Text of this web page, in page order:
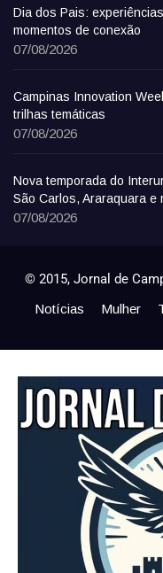
Dia dos Pais:
momentos de conexão
07/08/2026
Campinas Innovation
trilhas temáticas
07/08/2026
Nova temporada do
São Carlos, Araraquara e
07/08/2026
© 2015, Jornal de
Notícias Mulher